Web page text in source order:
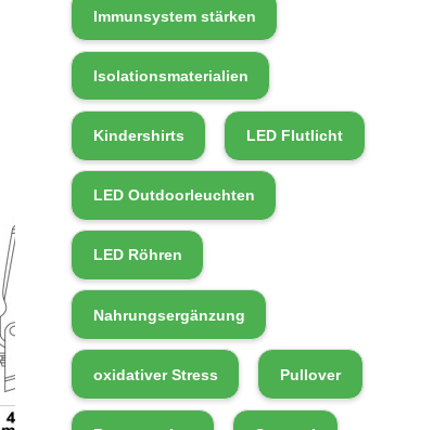
Immunsystem stärken
Isolationsmaterialien
Kindershirts LED Flutlicht
LED Outdoorleuchten
LED Röhren
Nahrungsergänzung
oxidativer Stress Pullover